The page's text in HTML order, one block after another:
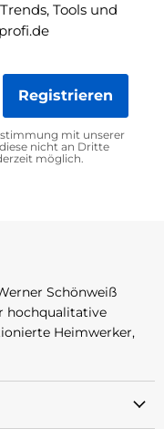
Tools und
Registrieren
mit unserer
nicht an Dritte
möglich.
Schönweiß
hochqualitative
Heimwerker,